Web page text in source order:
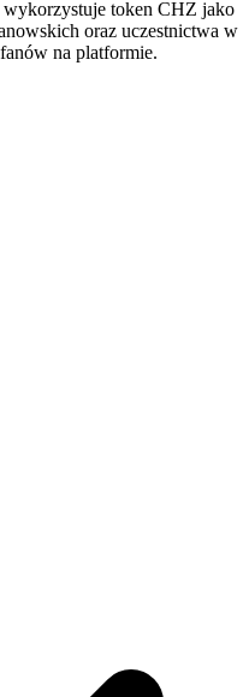
wykorzystuje token CHZ jako
oraz uczestnictwa w
na platformie.